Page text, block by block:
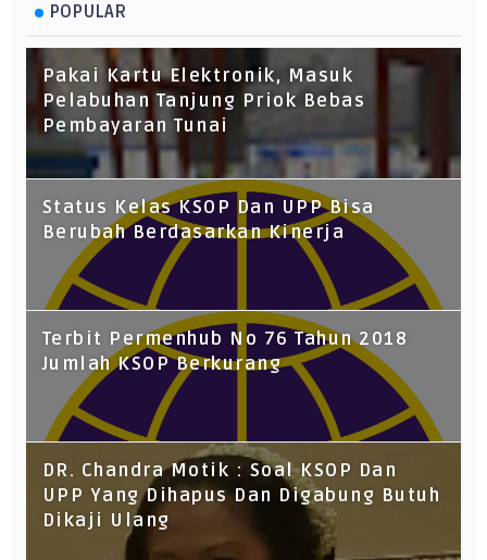
POPULAR
Pakai Kartu Elektronik, Masuk
Pelabuhan Tanjung Priok Bebas
Pembayaran Tunai
Status Kelas KSOP Dan UPP Bisa
Berubah Berdasarkan Kinerja
Terbit Permenhub No 76 Tahun 2018
Jumlah KSOP Berkurang
DR. Chandra Motik : Soal KSOP Dan
UPP Yang Dihapus Dan Digabung Butuh
Dikaji Ulang